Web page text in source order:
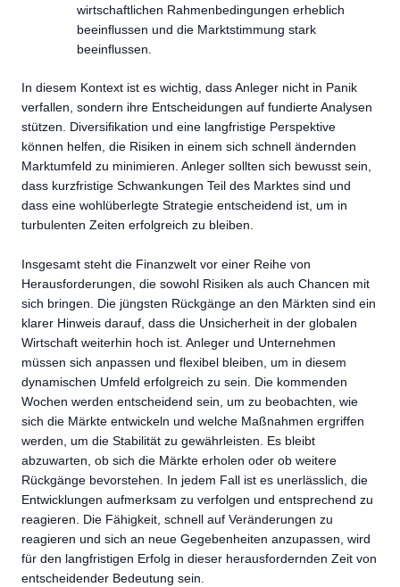
wirtschaftlichen Rahmenbedingungen erheblich
beeinflussen und die Marktstimmung stark
beeinflussen.
In diesem Kontext ist es wichtig, dass Anleger nicht in Panik
verfallen, sondern ihre Entscheidungen auf fundierte Analysen
stützen. Diversifikation und eine langfristige Perspektive
können helfen, die Risiken in einem sich schnell ändernden
Marktumfeld zu minimieren. Anleger sollten sich bewusst sein,
dass kurzfristige Schwankungen Teil des Marktes sind und
dass eine wohlüberlegte Strategie entscheidend ist, um in
turbulenten Zeiten erfolgreich zu bleiben.
Insgesamt steht die Finanzwelt vor einer Reihe von
Herausforderungen, die sowohl Risiken als auch Chancen mit
sich bringen. Die jüngsten Rückgänge an den Märkten sind ein
klarer Hinweis darauf, dass die Unsicherheit in der globalen
Wirtschaft weiterhin hoch ist. Anleger und Unternehmen
müssen sich anpassen und flexibel bleiben, um in diesem
dynamischen Umfeld erfolgreich zu sein. Die kommenden
Wochen werden entscheidend sein, um zu beobachten, wie
sich die Märkte entwickeln und welche Maßnahmen ergriffen
werden, um die Stabilität zu gewährleisten. Es bleibt
abzuwarten, ob sich die Märkte erholen oder ob weitere
Rückgänge bevorstehen. In jedem Fall ist es unerlässlich, die
Entwicklungen aufmerksam zu verfolgen und entsprechend zu
reagieren. Die Fähigkeit, schnell auf Veränderungen zu
reagieren und sich an neue Gegebenheiten anzupassen, wird
für den langfristigen Erfolg in dieser herausfordernden Zeit von
entscheidender Bedeutung sein.